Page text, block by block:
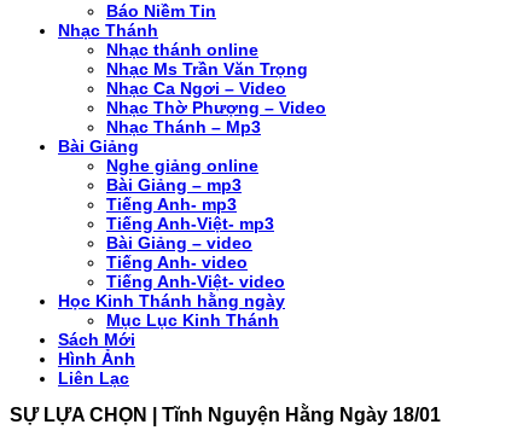
Báo Niềm Tin
Nhạc Thánh
Nhạc thánh online
Nhạc Ms Trần Văn Trọng
Nhạc Ca Ngơi – Video
Nhạc Thờ Phượng – Video
Nhạc Thánh – Mp3
Bài Giảng
Nghe giảng online
Bài Giảng – mp3
Tiếng Anh- mp3
Tiếng Anh-Việt- mp3
Bài Giảng – video
Tiếng Anh- video
Tiếng Anh-Việt- video
Học Kinh Thánh hằng ngày
Mục Lục Kinh Thánh
Sách Mới
Hình Ảnh
Liên Lạc
SỰ LỰA CHỌN | Tĩnh Nguyện Hằng Ngày 18/01